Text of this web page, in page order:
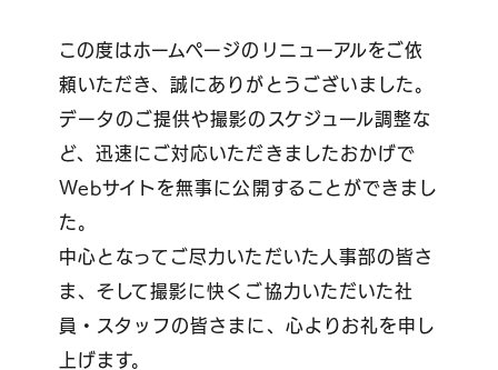
この度はホームページのリニューアルをご依
頼いただき、誠にありがとうございました。
データのご提供や撮影のスケジュール調整な
ど、迅速にご対応いただきましたおかげで
Webサイトを無事に公開することができまし
た。
中心となってご尽力いただいた人事部の皆さ
ま、そして撮影に快くご協力いただいた社
員・スタッフの皆さまに、心よりお礼を申し
上げます。